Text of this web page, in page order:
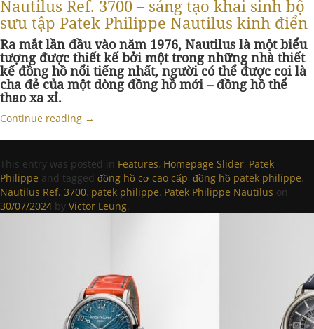
Nautilus Ref. 3700 – sáng tạo khai sinh bộ
sưu tập Patek Philippe Nautilus kinh điển
Ra mắt lần đầu vào năm 1976, Nautilus là một biểu
tượng được thiết kế bởi một trong những nhà thiết
kế đồng hồ nổi tiếng nhất, người có thể được coi là
cha đẻ của một dòng đồng hồ mới – đồng hồ thể
thao xa xỉ.
Continue reading →
This entry was posted in Features, Homepage Slider, Patek
Philippe and tagged đồng hồ cơ cao cấp, đồng hồ patek philippe,
Nautilus Ref. 3700, patek philippe, Patek Philippe Nautilus on
30/07/2024 by Victor Leung.